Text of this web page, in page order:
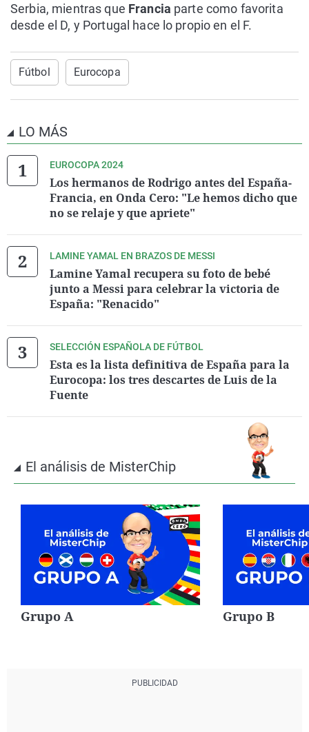
Serbia, mientras que Francia parte como favorita
desde el D, y Portugal hace lo propio en el F.
Fútbol Eurocopa
LO MÁS
EUROCOPA 2024
Los hermanos de Rodrigo antes del España-
Francia, en Onda Cero: "Le hemos dicho que
no se relaje y que apriete"
LAMINE YAMAL EN BRAZOS DE MESSI
Lamine Yamal recupera su foto de bebé
junto a Messi para celebrar la victoria de
España: "Renacido"
SELECCIÓN ESPAÑOLA DE FÚTBOL
Esta es la lista definitiva de España para la
Eurocopa: los tres descartes de Luis de la
Fuente
El análisis de MisterChip
Grupo A Grupo B